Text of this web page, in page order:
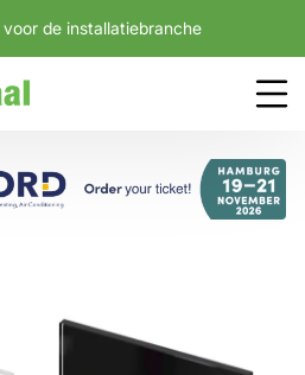
voor de installatiebranche